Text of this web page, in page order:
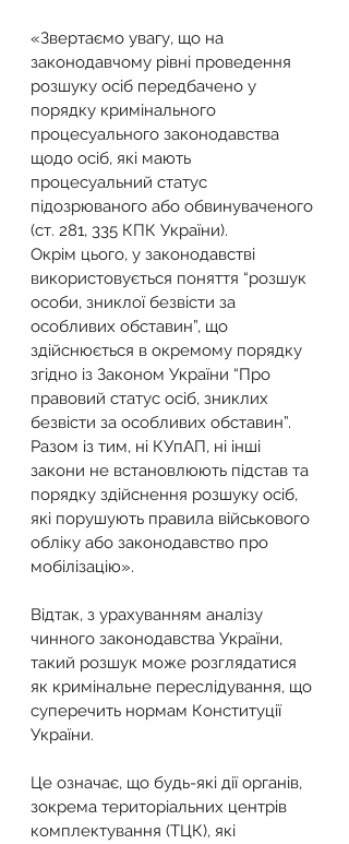
«Звертаємо увагу, що на
законодавчому рівні проведення
розшуку осіб передбачено у
порядку кримінального
процесуального законодавства
щодо осіб, які мають
процесуальний статус
підозрюваного або обвинуваченого
(ст. 281, 335 КПК України).
Окрім цього, у законодавстві
використовується поняття “розшук
особи, зниклої безвісти за
особливих обставин”, що
здійснюється в окремому порядку
згідно із Законом України “Про
правовий статус осіб, зниклих
безвісти за особливих обставин”.
Разом із тим, ні КУпАП, ні інші
закони не встановлюють підстав та
порядку здійснення розшуку осіб,
які порушують правила військового
обліку або законодавство про
мобілізацію».
Відтак, з урахуванням аналізу
чинного законодавства України,
такий розшук може розглядатися
як кримінальне переслідування, що
суперечить нормам Конституції
України.
Це означає, що будь-які дії органів,
зокрема територіальних центрів
комплектування (ТЦК), які